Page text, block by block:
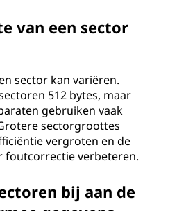
van een sector
sector kan variëren.
512 bytes, maar
gebruiken vaak
sectorgroottes
vergroten en de
foutcorrectie verbeteren.
bij aan de